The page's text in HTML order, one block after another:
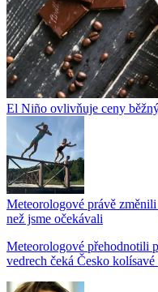
El Niño ovlivňuje ceny
Meteorologové právě
než jsme očekávali
Meteorologové přehodnotili
vedrech čeká Česko